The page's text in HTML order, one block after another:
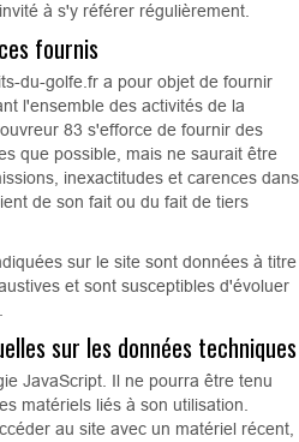
à s'y référer régulièrement.
fournis
du-golfe.fr a pour objet de fournir
l'ensemble des activités de la
83 s'efforce de fournir des
que possible, mais ne saurait être
inexactitudes et carences dans
de son fait ou du fait de tiers
sur le site sont données à titre
et sont susceptibles d'évoluer
sur les données techniques
JavaScript. Il ne pourra être tenu
matériels liés à son utilisation.
au site avec un matériel récent,